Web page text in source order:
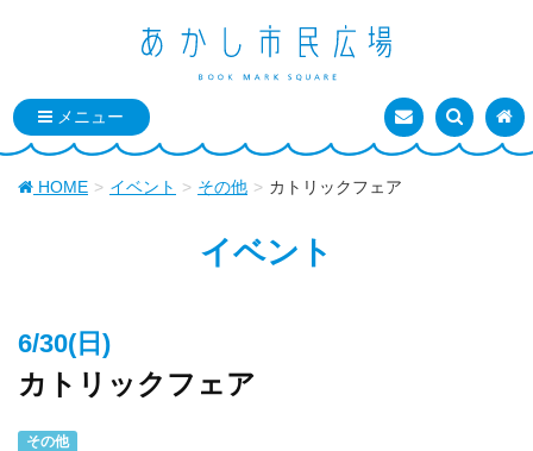
お問い合わせ
検索を表
ト
HOME イベント その他 カトリックフェア
イベント
6/30(日)
カトリックフェア
その他